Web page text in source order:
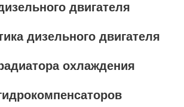
двигателя
дизельного двигателя
охлаждения